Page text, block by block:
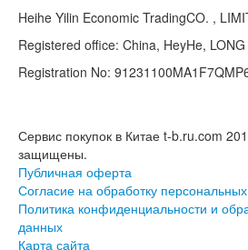
Heihe Yilin Economic TradingCO. ,
Registered office: China, HeyHe,
Registration No:
Сервис покупок в Китае t-b.ru.com
защищены.
Публичная оферта
Согласие на обработку
Политика конфиденциальности и
данных
Карта сайта